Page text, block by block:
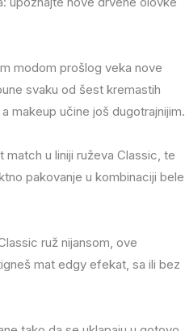
modom prošlog veka nove
svaku od šest kremastih
makeup učine još dugotrajnijim.
u liniji ruževa Classic, te
pakovanje u kombinaciji bele
ruž nijansom, ove
mat edgy efekat, sa ili bez